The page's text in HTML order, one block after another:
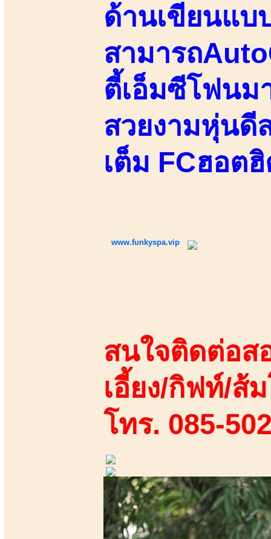
ด้านเขียนแบ
สามารถ
ตี้เอ็มซีโฟนม
สวยงามหุ่นดี
เต็ม FCฮอต
www.funkyspa.vip
สนใจติดต่อส
เอี้ยง/กิฟท์/ส้
โทร. 085-